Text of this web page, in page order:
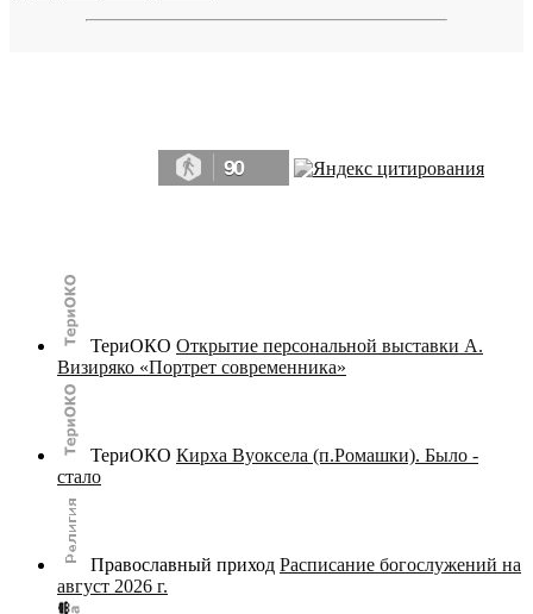
90
ТериОКО Открытие персональной выставки А.
Визиряко «Портрет современника»
ТериОКО Кирха Вуоксела (п.Ромашки). Было -
стало
Православный приход Расписание богослужений на
август 2026 г.